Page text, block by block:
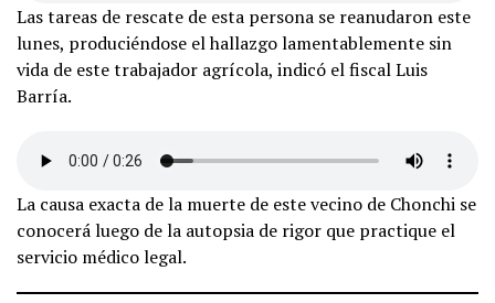
Las tareas de rescate de esta persona se reanudaron este
lunes, produciéndose el hallazgo lamentablemente sin
vida de este trabajador agrícola, indicó el fiscal Luis
Barría.
La causa exacta de la muerte de este vecino de Chonchi se
conocerá luego de la autopsia de rigor que practique el
servicio médico legal.